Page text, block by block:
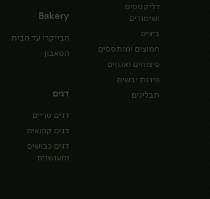
דליקטסים
ושימורים
ביצים
חמוצים ומותססים
פיצוחים ואגוזים
פירות יבשים
תבלינים
Bakery
הבייקרי עד הבית
הטאבון
דגים
דגים טריים
דגים קפואים
דגים כבושים
ומעושנים